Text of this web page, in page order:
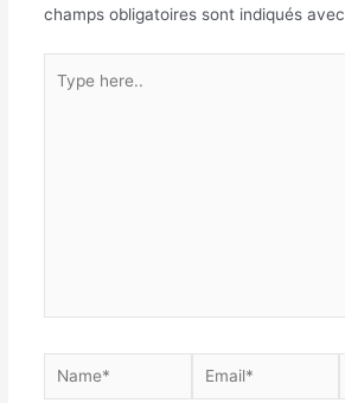
champs obligatoires sont indiqués avec